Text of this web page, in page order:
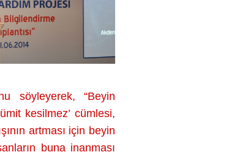
söyleyerek, “Beyin
kesilmez’ cümlesi,
artması için beyin
buna inanması